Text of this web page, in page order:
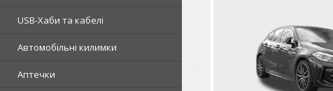
USB-Хаби та кабелі
Автомобільні килимки
Аптечки